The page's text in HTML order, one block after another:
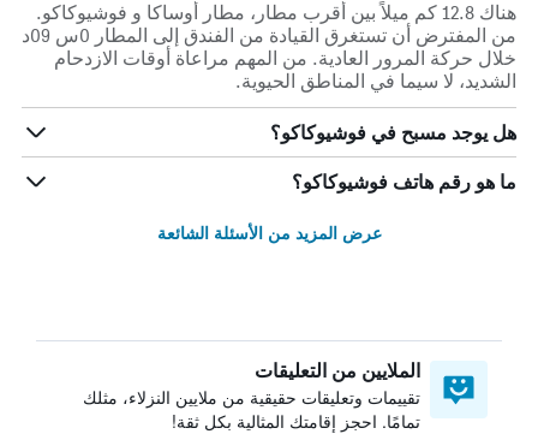
هناك 12.8 كم ميلاً بين أقرب مطار، مطار أوساكا و فوشيوكاكو.
من المفترض أن تستغرق القيادة من الفندق إلى المطار 0س 09د
خلال حركة المرور العادية. من المهم مراعاة أوقات الازدحام
الشديد، لا سيما في المناطق الحيوية.
هل يوجد مسبح في فوشيوكاكو؟
ما هو رقم هاتف فوشيوكاكو؟
عرض المزيد من الأسئلة الشائعة
الملايين من التعليقات
تقييمات وتعليقات حقيقية من ملايين النزلاء، مثلك
تمامًا. احجز إقامتك المثالية بكل ثقة!